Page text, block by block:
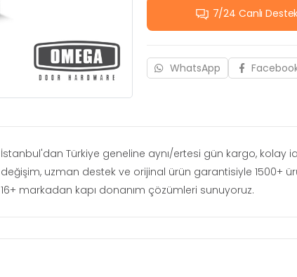
7/24 Canlı
WhatsApp
İstanbul'dan Türkiye geneline aynı/ertesi gün kargo, kolay
değişim, uzman destek ve orijinal ürün garantisiyle 1500+
16+ markadan kapı donanım çözümleri sunuyoruz.